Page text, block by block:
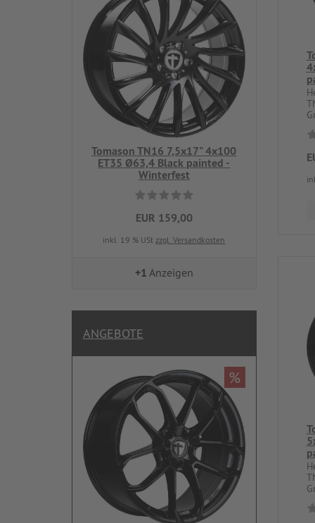
Tomason TN16 7,5x17" 4x100
ET35 Ø63,4 Black painted -
Winterfest
EUR 159,00
inkl. 19 % USt zzgl. Versandkosten
+1 Anzeigen
ANGEBOTE
%